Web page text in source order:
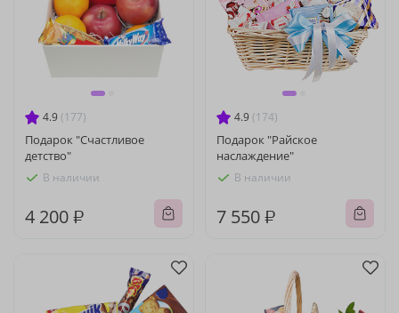
4.9 (177)
Подарок "Счастливое
детство"
В наличии
4 200 ₽
4.9 (174)
Подарок "Райское
наслаждение"
В наличии
7 550 ₽